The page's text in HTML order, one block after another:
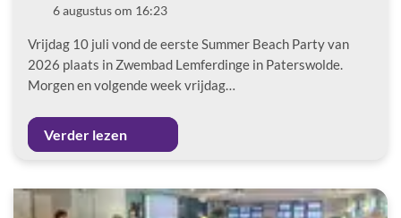
Datum6 augustus om 16:23
Vrijdag 10 juli vond de eerste Summer Beach Party van
2026 plaats in Zwembad Lemferdinge in Paterswolde.
Morgen en volgende week vrijdag…
Verder lezen